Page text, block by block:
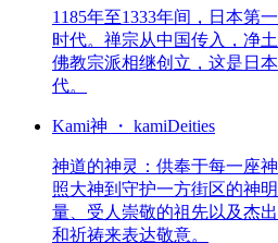
1185年至1333年间，日本第
时代。禅宗从中国传入，净
佛教宗派相继创立，这是日
代。
Kami神 ・ kamiDeities
神道的神灵：供奉于每一座
照大神到守护一方街区的神
量、受人崇敬的祖先以及杰
和祈祷来表达敬意。